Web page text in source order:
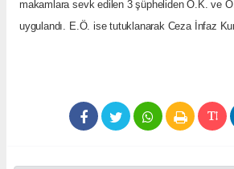
makamlara sevk edilen 3 şüpheliden O.K. ve
uygulandı. E.Ö. ise tutuklanarak Ceza İnfaz